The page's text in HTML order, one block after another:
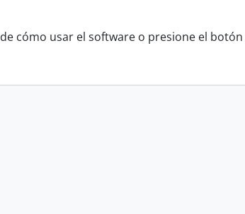
cómo usar el software o presione el botón